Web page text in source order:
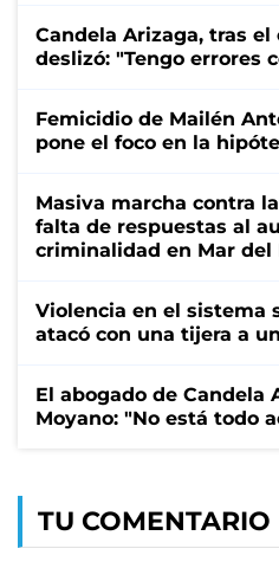
Candela Arizaga, tras
deslizó: "Tengo errores
Femicidio de Mailén
pone el foco en la
Masiva marcha contra
falta de respuestas al
criminalidad en Mar del
Violencia en el sistema
atacó con una tijera a
El abogado de Candela
Moyano: "No está todo
TU COMENTARIO